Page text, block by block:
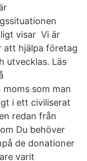
visar Vi är
att hjälpa företag
utvecklas. Läs
som man
i ett civiliserat
redan från
Du behöver
de donationer
varit